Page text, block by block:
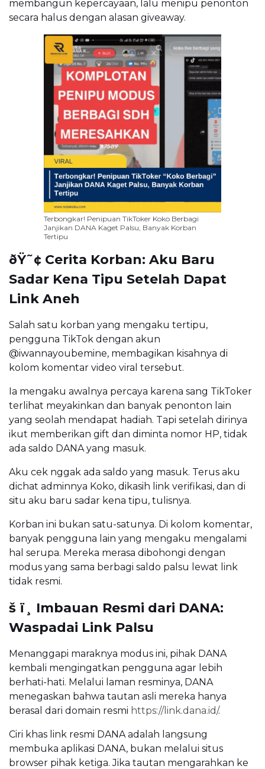
membangun kepercayaan, lalu menipu penonton
secara halus dengan alasan giveaway.
Terbongkar! Penipuan TikToker Koko Berbagi
Janjikan DANA Kaget Palsu, Banyak Korban
Tertipu
ðŸ˜¢ Cerita Korban: Aku Baru
Sadar Kena Tipu Setelah Dapat
Link Aneh
Salah satu korban yang mengaku tertipu,
pengguna TikTok dengan akun
@iwannayoubemine, membagikan kisahnya di
kolom komentar video viral tersebut.
Ia mengaku awalnya percaya karena sang TikToker
terlihat meyakinkan dan banyak penonton lain
yang seolah mendapat hadiah. Tapi setelah dirinya
ikut memberikan gift dan diminta nomor HP, tidak
ada saldo DANA yang masuk.
Aku cek nggak ada saldo yang masuk. Terus aku
dichat adminnya Koko, dikasih link verifikasi, dan di
situ aku baru sadar kena tipu, tulisnya.
Korban ini bukan satu-satunya. Di kolom komentar,
banyak pengguna lain yang mengaku mengalami
hal serupa. Mereka merasa dibohongi dengan
modus yang sama berbagi saldo palsu lewat link
tidak resmi.
š ï¸ Imbauan Resmi dari DANA:
Waspadai Link Palsu
Menanggapi maraknya modus ini, pihak DANA
kembali mengingatkan pengguna agar lebih
berhati-hati. Melalui laman resminya, DANA
menegaskan bahwa tautan asli mereka hanya
berasal dari domain resmi https://link.dana.id/.
Ciri khas link resmi DANA adalah langsung
membuka aplikasi DANA, bukan melalui situs
browser pihak ketiga. Jika tautan mengarahkan ke